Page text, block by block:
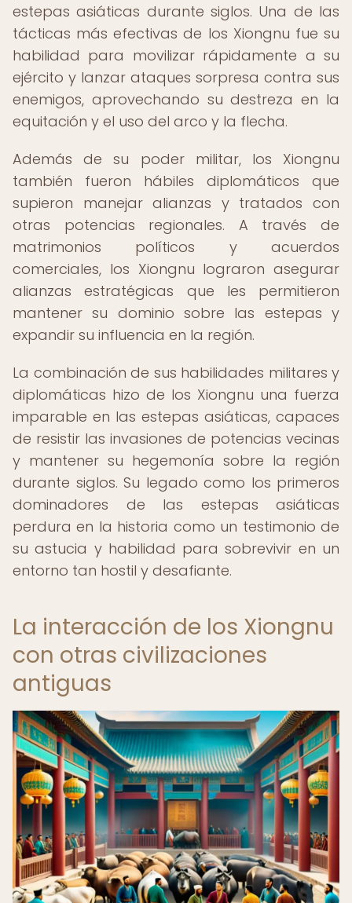
estepas asiáticas durante siglos. Una de las
tácticas más efectivas de los Xiongnu fue su
habilidad para movilizar rápidamente a su
ejército y lanzar ataques sorpresa contra sus
enemigos, aprovechando su destreza en la
equitación y el uso del arco y la flecha.
Además de su poder militar, los Xiongnu
también fueron hábiles diplomáticos que
supieron manejar alianzas y tratados con
otras potencias regionales. A través de
matrimonios políticos y acuerdos
comerciales, los Xiongnu lograron asegurar
alianzas estratégicas que les permitieron
mantener su dominio sobre las estepas y
expandir su influencia en la región.
La combinación de sus habilidades militares y
diplomáticas hizo de los Xiongnu una fuerza
imparable en las estepas asiáticas, capaces
de resistir las invasiones de potencias vecinas
y mantener su hegemonía sobre la región
durante siglos. Su legado como los primeros
dominadores de las estepas asiáticas
perdura en la historia como un testimonio de
su astucia y habilidad para sobrevivir en un
entorno tan hostil y desafiante.
La interacción de los Xiongnu
con otras civilizaciones
antiguas